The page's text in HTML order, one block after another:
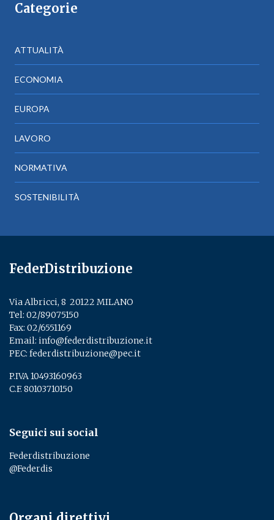
Categorie
ATTUALITÀ
ECONOMIA
EUROPA
LAVORO
NORMATIVA
SOSTENIBILITÀ
FederDistribuzione
Via Albricci, 8 ­ 20122 MILANO
Tel: 02/89075150
Fax: 02/6551169
Email: info@federdistribuzione.it
PEC: federdistribuzione@pec.it
P.IVA 10493160963
C.F. 80103710150
Seguici sui social
Federdistribuzione
@Federdis